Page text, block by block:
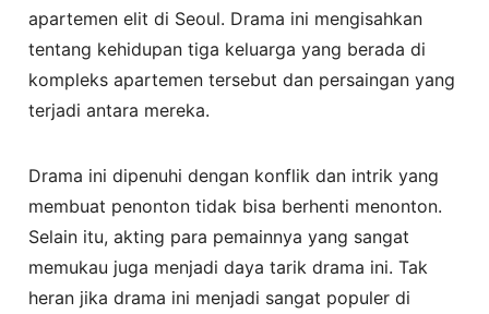
apartemen elit di Seoul. Drama ini mengisahkan
tentang kehidupan tiga keluarga yang berada di
kompleks apartemen tersebut dan persaingan yang
terjadi antara mereka.
Drama ini dipenuhi dengan konflik dan intrik yang
membuat penonton tidak bisa berhenti menonton.
Selain itu, akting para pemainnya yang sangat
memukau juga menjadi daya tarik drama ini. Tak
heran jika drama ini menjadi sangat populer di